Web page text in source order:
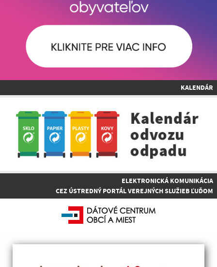
KALENDÁR
ELEKTRONICKÁ KOMUNIKÁCIA
CEZ ÚSTREDNÝ PORTÁL VEREJNÝCH SLUŽIEB ĽUĎOM